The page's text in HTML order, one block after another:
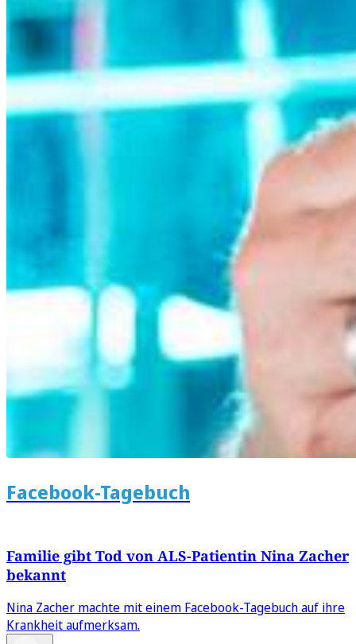
Facebook-Tagebuch
Familie gibt Tod von ALS-Patientin Nina Zacher
bekannt
Nina Zacher machte mit einem Facebook-Tagebuch auf ihre
Krankheit aufmerksam.